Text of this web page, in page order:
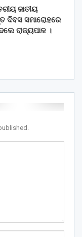
ଜାତୀୟ
ଦିବସ ସମାରୋହରେ
ରାଜ୍ୟପାଳ ।